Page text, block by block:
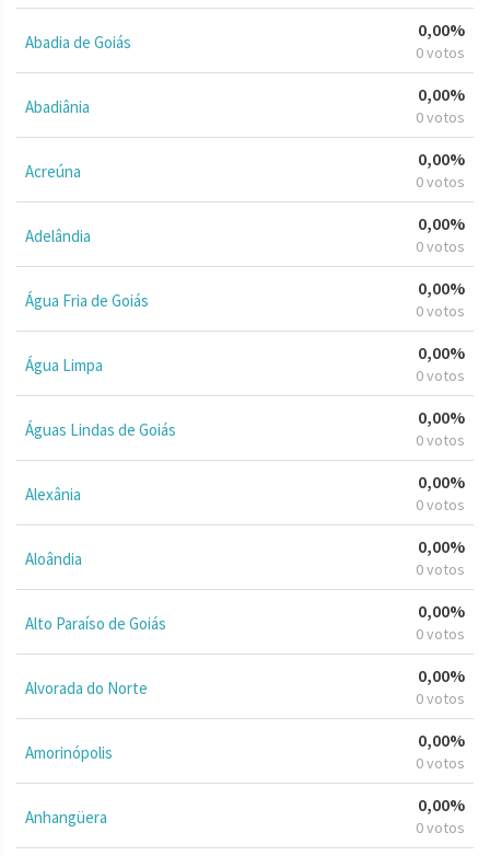
Abadia de Goiás
0,00%
0 votos
Abadiânia
0,00%
0 votos
Acreúna
0,00%
0 votos
Adelândia
0,00%
0 votos
Água Fria de Goiás
0,00%
0 votos
Água Limpa
0,00%
0 votos
Águas Lindas de Goiás
0,00%
0 votos
Alexânia
0,00%
0 votos
Aloândia
0,00%
0 votos
Alto Paraíso de Goiás
0,00%
0 votos
Alvorada do Norte
0,00%
0 votos
Amorinópolis
0,00%
0 votos
Anhangüera
0,00%
0 votos